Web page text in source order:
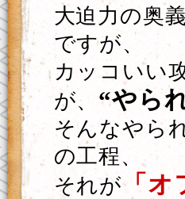
大迫力の奥
ですが、
カッコいい
が、 “やら
そんなやら
の工程、
それが「オ